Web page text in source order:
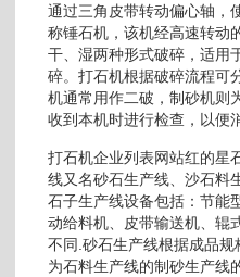
通过三角皮带转动偏心轴，
称锤石机，该机经高速转动
干、湿两种形式破碎，适用
碎。打石机根据破碎流程可
机通常用作二破，制砂机则
收到本机时进行检查，以便
打石机企业列表网站红的星
线又名砂石生产线、沙石料
石子生产线设备包括：节能
动给料机、皮带输送机、辊
不同.砂石生产线根据成品
为石料生产线的制砂生产线